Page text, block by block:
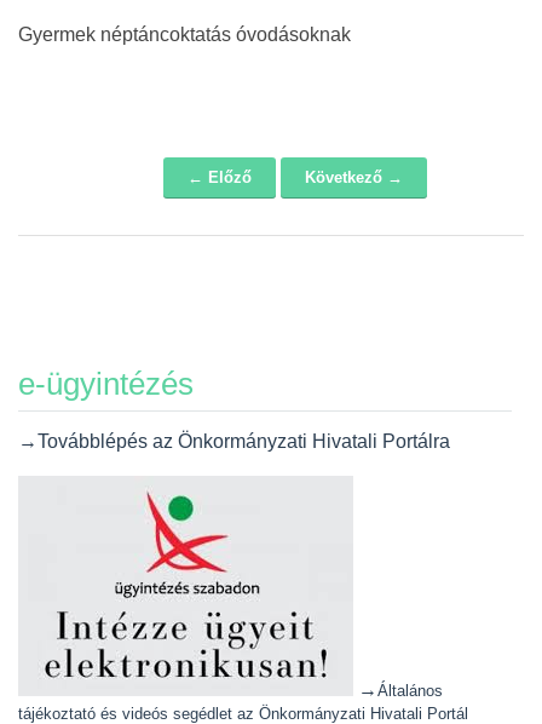
Gyermek néptáncoktatás óvodásoknak
← Előző Következő →
e-ügyintézés
→Továbblépés az Önkormányzati Hivatali Portálra
→ Általános
tájékoztató és videós segédlet az Önkormányzati Hivatali Portál